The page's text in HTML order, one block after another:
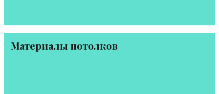
Материалы потолков